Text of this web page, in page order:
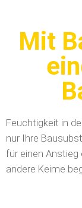
Mit
Feuchtigkeit in
nur Ihre
für einen
andere Keime